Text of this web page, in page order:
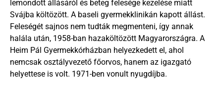
lemondott állásáról és beteg felesége kezelése miatt
Svájba költözött. A baseli gyermekklinikán kapott állást.
Feleségét sajnos nem tudták megmenteni, így annak
halála után, 1958-ban hazaköltözött Magyarországra. A
Heim Pál Gyermekkórházban helyezkedett el, ahol
nemcsak osztályvezető főorvos, hanem az igazgató
helyettese is volt. 1971-ben vonult nyugdíjba.